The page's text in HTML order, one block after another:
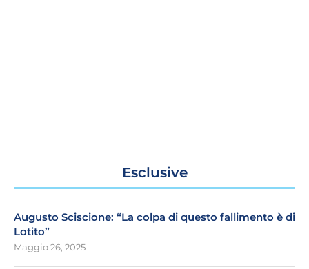
Esclusive
Augusto Sciscione: “La colpa di questo fallimento è di
Lotito”
Maggio 26, 2025